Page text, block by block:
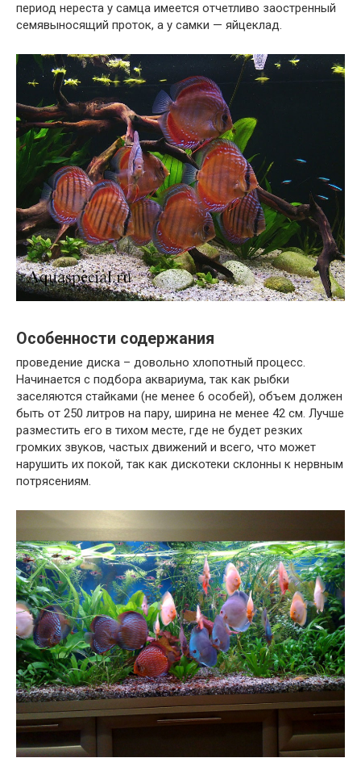
период нереста у самца имеется отчетливо заостренный
семявыносящий проток, а у самки — яйцеклад.
Особенности содержания
проведение диска – довольно хлопотный процесс.
Начинается с подбора аквариума, так как рыбки
заселяются стайками (не менее 6 особей), объем должен
быть от 250 литров на пару, ширина не менее 42 см. Лучше
разместить его в тихом месте, где не будет резких
громких звуков, частых движений и всего, что может
нарушить их покой, так как дискотеки склонны к нервным
потрясениям.